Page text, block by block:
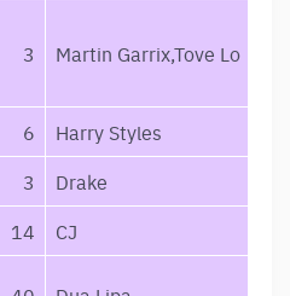
3 Martin Garrix,Tove Lo
6
Harry Styles
3
Drake
14 CJ